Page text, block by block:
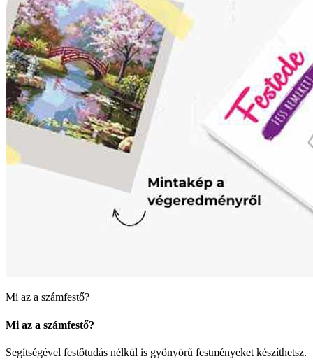
Mi az a számfestő?
Mi az a számfestő?
Segítségével festőtudás nélkül is gyönyörű festményeket készíthetsz.